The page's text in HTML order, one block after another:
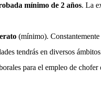
mínimo de 2 años. La
(mínimo).
tendrás en diversos
para el empleo de